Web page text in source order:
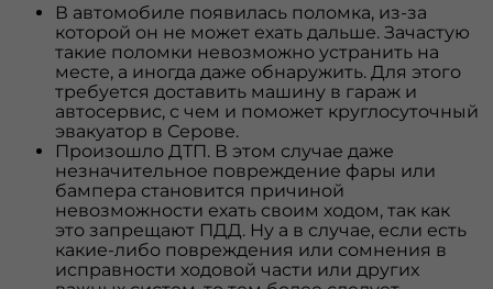
В автомобиле появилась поломка, из-за
которой он не может ехать дальше. Зачастую
такие поломки невозможно устранить на
месте, а иногда даже обнаружить. Для этого
требуется доставить машину в гараж и
автосервис, с чем и поможет круглосуточный
эвакуатор в Серове.
Произошло ДТП. В этом случае даже
незначительное повреждение фары или
бампера становится причиной
невозможности ехать своим ходом, так как
это запрещают ПДД. Ну а в случае, если есть
какие-либо повреждения или сомнения в
исправности ходовой части или других